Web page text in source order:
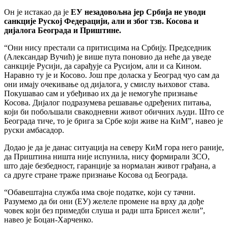
Он је истакао да је ЕУ незадовољна јер Србија не уводи
санкције Руској Федерацији, али и због тзв. Косова и
дијалога Београда и Приштине.
“Они нису престали са притисцима на Србију. Председник
(Александар Вучић) је више пута поновио да неће да уведе
санкције Русији, да сарађује са Русијом, али и са Кином.
Наравно ту је и Косово. Још пре доласка у Београд чуо сам да
они имају очекивање од дијалога, у смислу њиховог става.
Покушавао сам и убеђивао их да је немогуће признање
Косова. Дијалог подразумева решавање одређених питања,
који би побољшали свакодневни живот обичних људи. Што се
Београда тиче, то је брига за Србе који живе на КиМ”, навео је
руски амбасадор.
Додао је да је данас ситуација на северу КиМ гора него раније,
да Приштина ништа није испунила, нису формирали ЗСО,
што даје безбедност, гаранције за нормалан живот грађана, а
са друге стране траже признање Косова од Београда.
“Обавештајна служба има своје податке, који су тачни.
Разумемо да би они (ЕУ) желеле промене на врху да дође
човек који без примедби слуша и ради шта Брисел жели”,
навео је Боцан-Харченко.